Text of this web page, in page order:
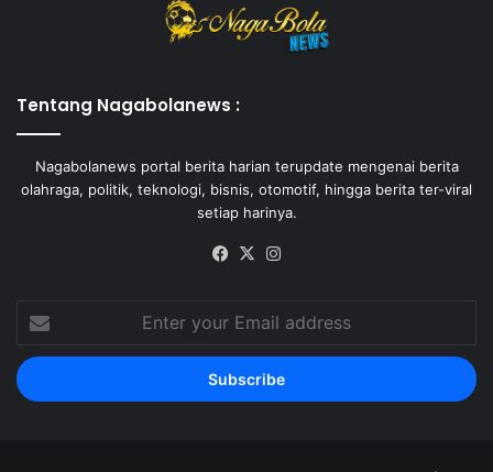
Tentang Nagabolanews :
Nagabolanews portal berita harian terupdate mengenai berita
olahraga, politik, teknologi, bisnis, otomotif, hingga berita ter-viral
setiap harinya.
Facebook
X
Enter
your
Email
address